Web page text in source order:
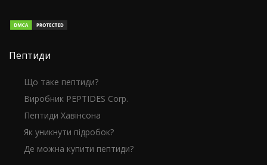
Пептиди
Що таке пептиди?
Виробник PEPTIDES Corp.
Пептиди Хавінсона
Як уникнути підробок?
Де можна купити пептиди?